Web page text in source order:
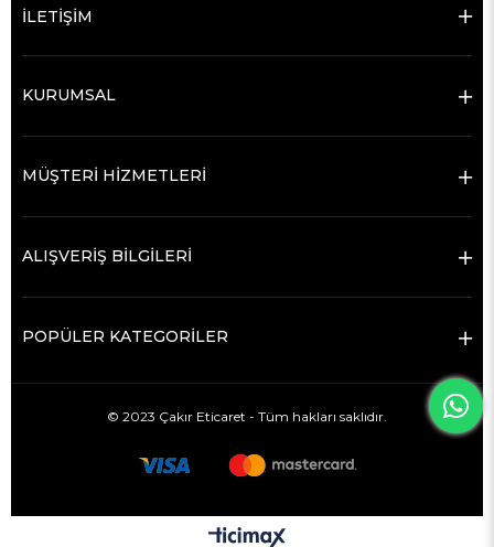
İLETİŞİM
KURUMSAL
MÜŞTERİ HİZMETLERİ
ALIŞVERİŞ BİLGİLERİ
POPÜLER KATEGORİLER
© 2023 Çakır Eticaret - Tüm hakları saklıdır.